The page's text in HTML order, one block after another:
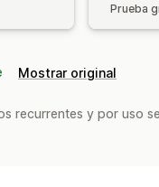
Prueba
Mostrar original
recurrentes y por uso